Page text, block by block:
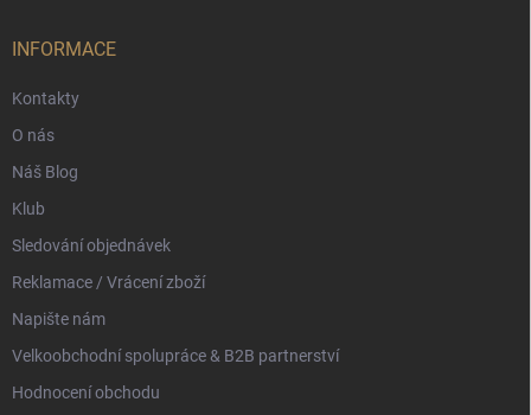
INFORMACE
Kontakty
O nás
Náš Blog
Klub
Sledování objednávek
Reklamace / Vrácení zboží
Napište nám
Velkoobchodní spolupráce & B2B partnerství
Hodnocení obchodu